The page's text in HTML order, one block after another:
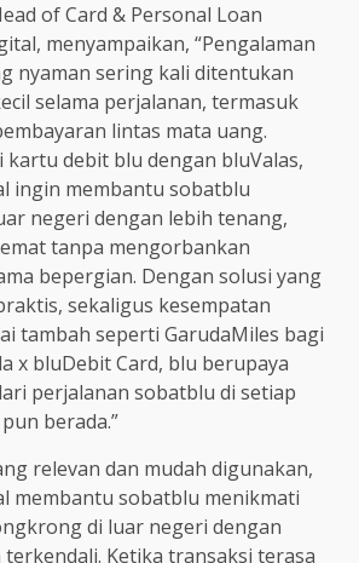
of Card & Personal Loan
menyampaikan, “Pengalaman
nyaman sering kali ditentukan
selama perjalanan, termasuk
lintas mata uang.
debit blu dengan bluValas,
ingin membantu sobatblu
negeri dengan lebih tenang,
tanpa mengorbankan
bepergian. Dengan solusi yang
sekaligus kesempatan
tambah seperti GarudaMiles bagi
x bluDebit Card, blu berupaya
perjalanan sobatblu di setiap
berada.”
relevan dan mudah digunakan,
membantu sobatblu menikmati
di luar negeri dengan
Ketika transaksi terasa